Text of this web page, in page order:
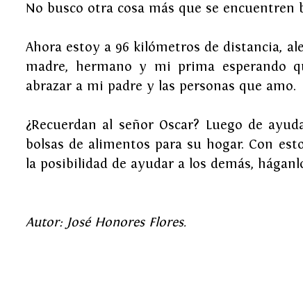
No busco otra cosa más que se encuentren
Ahora estoy a 96 kilómetros de distancia,
madre, hermano y mi prima esperando
abrazar a mi padre y las personas que amo.
¿Recuerdan al señor Oscar? Luego de
bolsas de alimentos para su hogar. Con
la posibilidad de ayudar a los demás,
Autor: José Honores Flores.